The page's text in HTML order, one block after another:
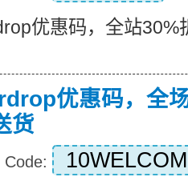
优惠码，全站30%
优惠码，全
货
Code: